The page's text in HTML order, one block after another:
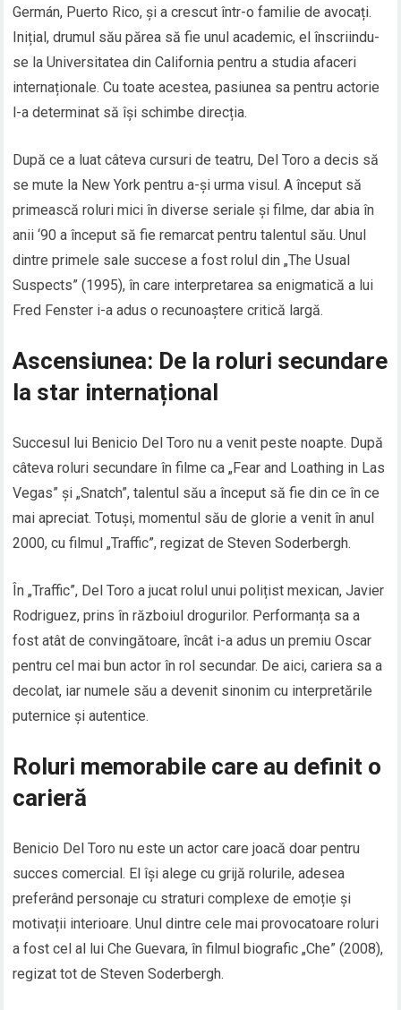
Germán, Puerto Rico, și a crescut într-o familie de avocați.
Inițial, drumul său părea să fie unul academic, el înscriindu-
se la Universitatea din California pentru a studia afaceri
internaționale. Cu toate acestea, pasiunea sa pentru actorie
l-a determinat să își schimbe direcția.
După ce a luat câteva cursuri de teatru, Del Toro a decis să
se mute la New York pentru a-și urma visul. A început să
primească roluri mici în diverse seriale și filme, dar abia în
anii ‘90 a început să fie remarcat pentru talentul său. Unul
dintre primele sale succese a fost rolul din „The Usual
Suspects” (1995), în care interpretarea sa enigmatică a lui
Fred Fenster i-a adus o recunoaștere critică largă.
Ascensiunea: De la roluri secundare
la star internațional
Succesul lui Benicio Del Toro nu a venit peste noapte. După
câteva roluri secundare în filme ca „Fear and Loathing in Las
Vegas” și „Snatch”, talentul său a început să fie din ce în ce
mai apreciat. Totuși, momentul său de glorie a venit în anul
2000, cu filmul „Traffic”, regizat de Steven Soderbergh.
În „Traffic”, Del Toro a jucat rolul unui polițist mexican, Javier
Rodriguez, prins în războiul drogurilor. Performanța sa a
fost atât de convingătoare, încât i-a adus un premiu Oscar
pentru cel mai bun actor în rol secundar. De aici, cariera sa a
decolat, iar numele său a devenit sinonim cu interpretările
puternice și autentice.
Roluri memorabile care au definit o
carieră
Benicio Del Toro nu este un actor care joacă doar pentru
succes comercial. El își alege cu grijă rolurile, adesea
preferând personaje cu straturi complexe de emoție și
motivații interioare. Unul dintre cele mai provocatoare roluri
a fost cel al lui Che Guevara, în filmul biografic „Che” (2008),
regizat tot de Steven Soderbergh.